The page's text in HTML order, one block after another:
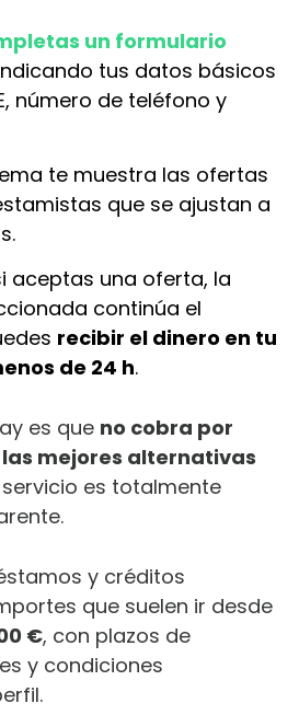
un formulario
tus datos básicos
número de teléfono y
te muestra las ofertas
que se ajustan a
aceptas una oferta, la
continúa el
recibir el dinero en tu
de 24 h.
es que no cobra por
mejores alternativas
servicio es totalmente
y créditos
que suelen ir desde
€, con plazos de
y condiciones